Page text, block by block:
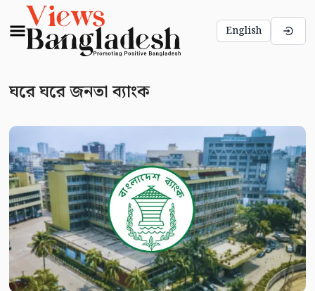
English
ঘরে ঘরে জনতা ব্যাংক